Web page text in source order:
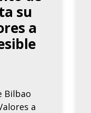
su
a
Bilbao
a